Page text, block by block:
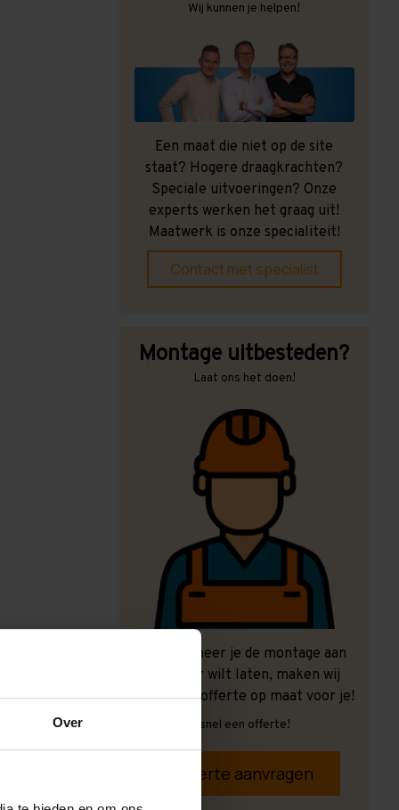
Over
Wij kunnen je helpen!
Een maat die niet op de site
staat? Hogere draagkrachten?
Speciale uitvoeringen? Onze
experts werken het graag uit!
Maatwerk is onze specialiteit!
Contact met specialist
Montage uitbesteden?
Laat ons het doen!
Ook wanneer je de montage aan
ons over wilt laten, maken wij
graag een offerte op maat voor je!
Vrijblijvend, snel een offerte!
Offerte aanvragen